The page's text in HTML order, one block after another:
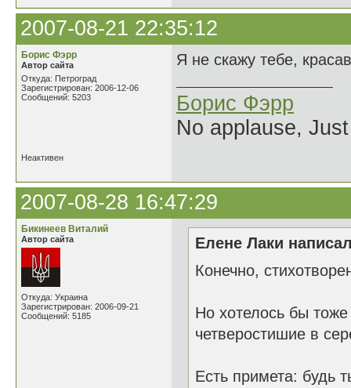
2007-08-21 22:35:12
Борис Фэрр
Автор сайта
Откуда: Петроград
Зарегистрирован: 2006-12-06
Сообщений: 5203
Я не скажу тебе,
Борис Фэрр
No applause,
Неактивен
2007-08-28 16:47:29
Бикинеев Виталий
Автор сайта
Откуда: Украина
Зарегистрирован: 2006-09-21
Сообщений: 5185
Елене Лаки
Конечно,
Но хотелось бы
четверостишие в
Есть примета: будь